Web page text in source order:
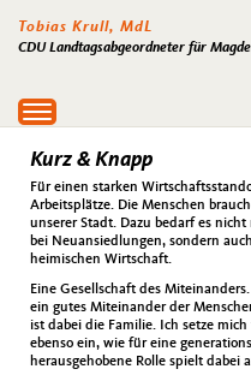
Tobias Krull, MdL
CDU Landtagsabgeordneter für
Toggle
navigation
Kurz & Knapp
Für einen starken
Arbeitsplätze. Die Menschen
unserer Stadt. Dazu bedarf es
bei Neuansiedlungen, sondern
heimischen Wirtschaft.
Eine Gesellschaft des
ein gutes Miteinander der
ist dabei die Familie. Ich setze
ebenso ein, wie für eine
herausgehobene Rolle spielt dabei